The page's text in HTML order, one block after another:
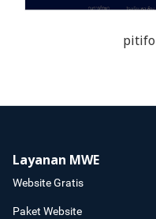
Layanan MWE
Website Gratis
Paket Website